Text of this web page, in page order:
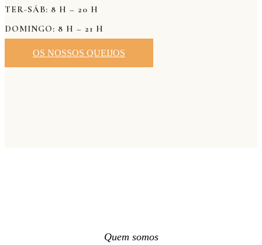
TER-SÁB: 8 H – 20 H
DOMINGO: 8 H – 21 H
OS NOSSOS QUEIJOS
Quem somos